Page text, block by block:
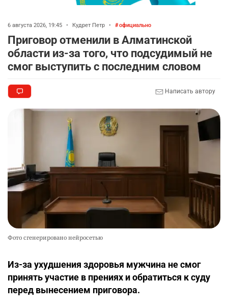
6 августа 2026, 19:45 • Кудрет Петр • официально
Приговор отменили в Алматинской
области из-за того, что подсудимый не
смог выступить с последним словом
Написать автору
Фото сгенерировано нейросетью
Из-за ухудшения здоровья мужчина не смог
принять участие в прениях и обратиться к суду
перед вынесением приговора.